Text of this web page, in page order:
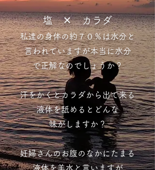
塩 ✕ カラダ
私達の身体の約７０％は水分と
言われていますが本当に水分
で正解なのでしょうか？
汗をかくとカラダから出て来る
液体を舐めると どんな
味がしま すか？
妊婦さんのお腹のなかにたまる
​液体を羊水と言いますが